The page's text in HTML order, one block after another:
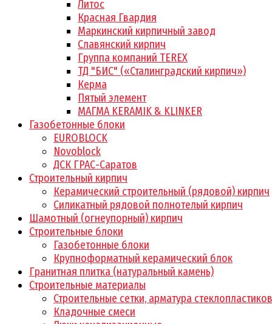
Литос
Красная Гвардия
Маркинский кирпичный завод
Славянский кирпич
Группа компаний TEREX
ТД "БИС" («Сталинградский кирпич»)
Керма
Пятый элемент
МАГМА KERAMIK & KLINKER
Газобетонные блоки
EUROBLOCK
Novoblock
ДСК ГРАС-Саратов
Строительный кирпич
Керамический строительный (рядовой) кирпич
Силикатный рядовой полнотелый кирпич
Шамотный (огнеупорный) кирпич
Строительные блоки
Газобетонные блоки
Крупноформатный керамический блок
Гранитная плитка (натуральный камень)
Строительные материалы
Строительные сетки, арматура
Кладочные смеси